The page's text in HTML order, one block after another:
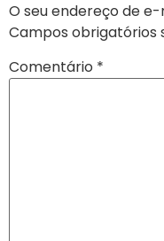
O seu endereço de
Campos obrigatórios
Comentário *